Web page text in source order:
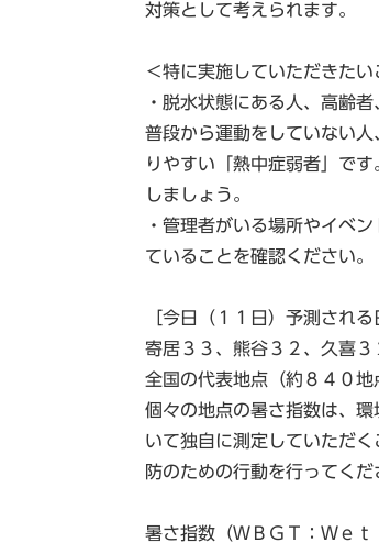
対策として考えられます。
＜特に実施していただきたい
・脱水状態にある人、高齢
普段から運動をしていない
りやすい「熱中症弱者」で
しましょう。
・管理者がいる場所やイベ
ていることを確認ください。
［今日（１１日）予測され
寄居３３、熊谷３２、久喜
全国の代表地点（約８４０
個々の地点の暑さ指数は、
いて独自に測定していただ
防のための行動を行ってくだ
暑さ指数（ＷＢＧＴ：Ｗｅ